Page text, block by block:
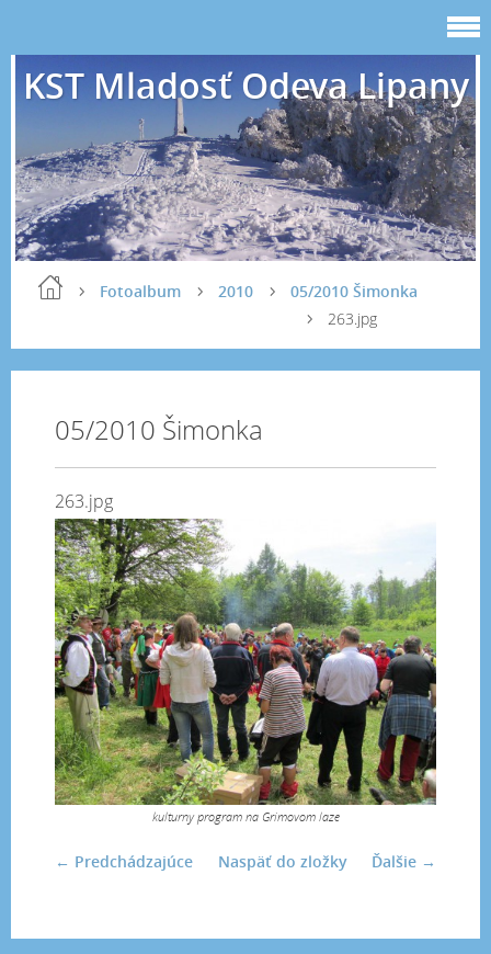
KST Mladosť Odeva Lipany
Fotoalbum 2010
05/2010 Šimonka
263.jpg
05/2010 Šimonka
263.jpg
kulturny program na Grimovom laze
← Predchádzajúce Ďalšie →
Naspäť do zložky